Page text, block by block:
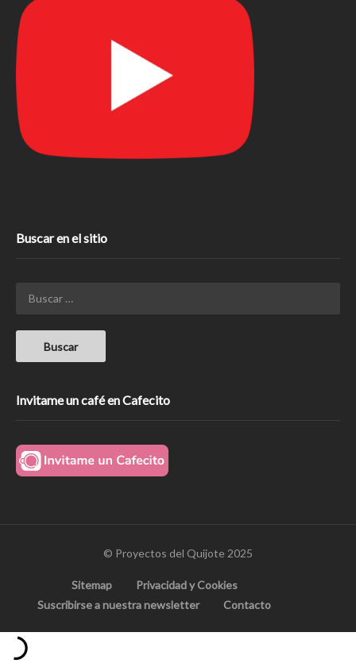
Buscar en el sitio
Invitame un café en Cafecito
© Proyectos del Quijote 2025
Sitemap
Privacidad y Cookies
Suscribirse a nuestra newsletter
Contacto